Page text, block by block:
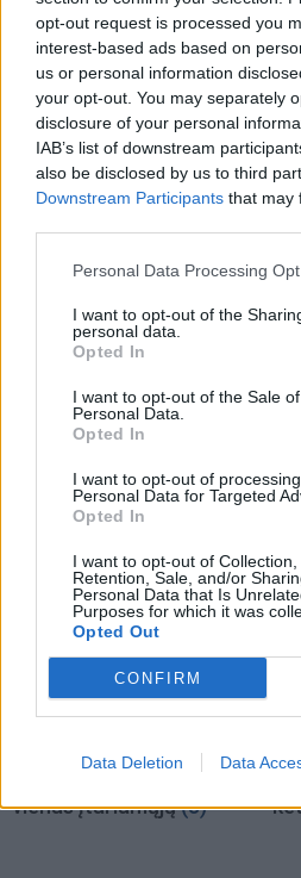
opt-out request is processed you
interest-based ads based on
us or personal information
your opt-out. You may separately
disclosure of your personal
IAB’s list of downstream
also be disclosed by us to third
Downstream Participants that may
Personal Data Processing
I want to opt-out of the
personal data.
Opted In
I want to opt-out of the Sale
Personal Data.
Opted In
I want to opt-out of
Personal Data for Targeted
Opted In
I want to opt-out of Collection,
Retention, Sale, and/or
Personal Data that Is
Purposes for which it was
Opted Out
CONFIRM
Data Deletion Data
Kriminalai
Dviem Klaipėdos
gimnazistams už kanapių
pagrobimą ir platinimą –
lygtinis laisvės atėmimas
į
Kriminalai
Niekšui panižo rankos:
vėliau ir jos nepilnametę
(2)
Kriminalai
Paramediko nužudymo
byloje į laisvę paleistas
vienas įtariamųjų(3)